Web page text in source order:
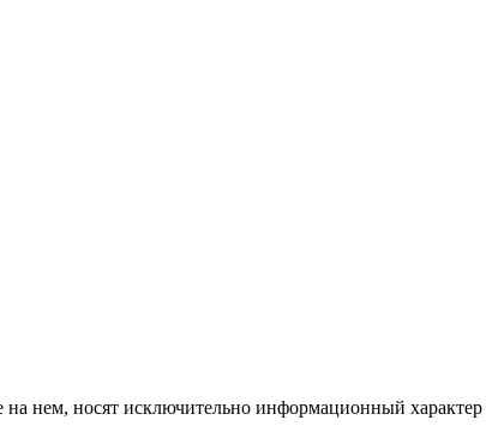
нем, носят исключительно информационный